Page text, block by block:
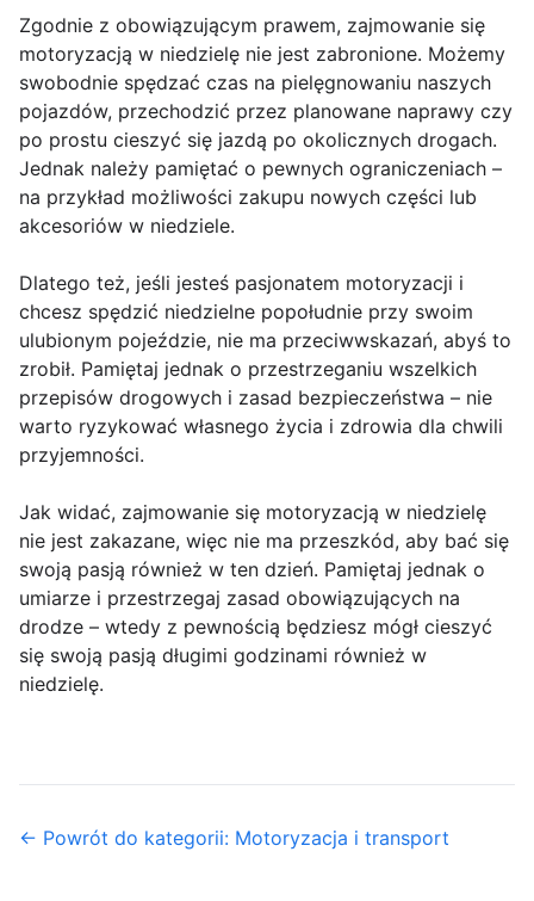
Zgodnie z obowiązującym prawem, zajmowanie się
motoryzacją w niedzielę nie jest zabronione. Możemy
swobodnie spędzać czas na pielęgnowaniu naszych
pojazdów, przechodzić przez planowane naprawy czy
po prostu cieszyć się jazdą po okolicznych drogach.
Jednak należy pamiętać o pewnych ograniczeniach –
na przykład możliwości zakupu nowych części lub
akcesoriów w niedziele.
Dlatego też, jeśli jesteś pasjonatem motoryzacji i
chcesz spędzić niedzielne popołudnie przy swoim
ulubionym pojeździe, nie ma przeciwwskazań, abyś to
zrobił. Pamiętaj jednak o przestrzeganiu wszelkich
przepisów drogowych i zasad bezpieczeństwa – nie
warto ryzykować własnego życia i zdrowia dla chwili
przyjemności.
Jak widać, zajmowanie się motoryzacją w niedzielę
nie jest zakazane, więc nie ma przeszkód, aby bać się
swoją pasją również w ten dzień. Pamiętaj jednak o
umiarze i przestrzegaj zasad obowiązujących na
drodze – wtedy z pewnością będziesz mógł cieszyć
się swoją pasją długimi godzinami również w
niedzielę.
← Powrót do kategorii: Motoryzacja i transport